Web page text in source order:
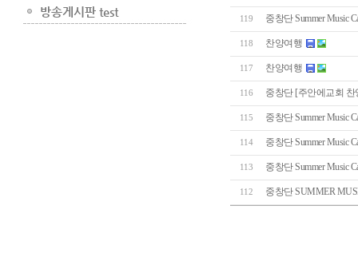
119 중창단 Summer Music
118 찬양여행
117 찬양여행
116 중창단 [주안에교회 찬
115 중창단 Summer Music
114 중창단 Summer Music
113 중창단 Summer Music
112 중창단 SUMMER